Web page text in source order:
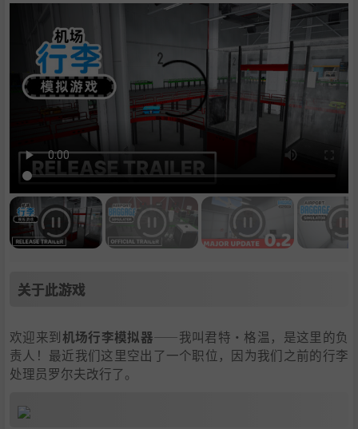
关于此游戏
欢迎来到机场行李模拟器——我叫君特·格温，是这里的负
责人！最近我们这里空出了一个职位，因为我们之前的行李
处理员罗尔夫改行了。